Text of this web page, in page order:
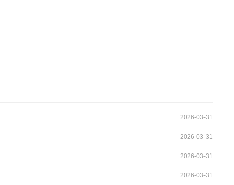
2026-03-31
2026-03-31
2026-03-31
2026-03-31